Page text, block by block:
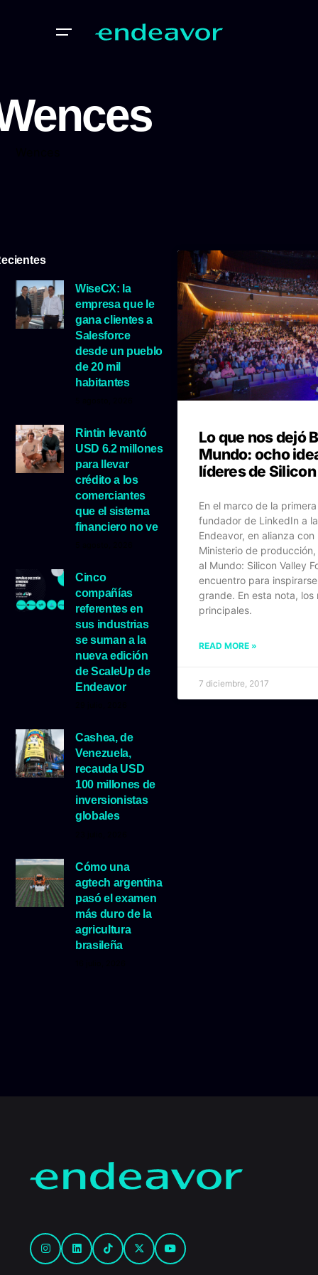
WiseCX: la
empresa que le
gana clientes a
Salesforce
desde un pueblo
de 20 mil
habitantes
Rintin levantó
USD 6.2 millones
para llevar
crédito a los
comerciantes
que el sistema
financiero no ve
Cinco
compañías
referentes en
sus industrias
se suman a la
nueva edición
de ScaleUp de
Endeavor
Cashea, de
Venezuela,
recauda USD
100 millones de
inversionistas
globales
Cómo una
agtech argentina
pasó el examen
más duro de la
agricultura
brasileña
Lo que nos dejó
Mundo: ocho
líderes de
En el marco de la
fundador de LinkedIn a
Endeavor, en alianza
Ministerio de producción,
al Mundo: Silicon Valley
encuentro para
grande. En esta nota, los
principales.
READ MORE »
7 diciembre, 2017